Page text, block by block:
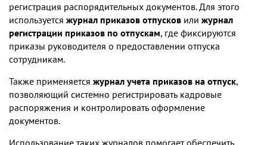
регистрация распорядительных документов. Для этого
используется журнал приказов отпусков или журнал
регистрации приказов по отпускам, где фиксируются
приказы руководителя о предоставлении отпуска
сотрудникам.
Также применяется журнал учета приказов на отпуск,
позволяющий системно регистрировать кадровые
распоряжения и контролировать оформление
документов.
Использование таких журналов помогает обеспечить